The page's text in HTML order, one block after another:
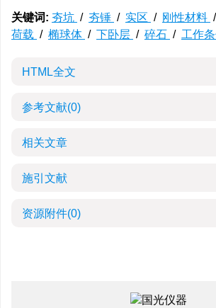
关键词: 夯坑 / 夯锤 / 实区 / 刚性材料 /
荷载 / 椭球体 / 下卧层 / 碎石 / 工作
HTML全文
参考文献(0)
相关文章
施引文献
资源附件(0)